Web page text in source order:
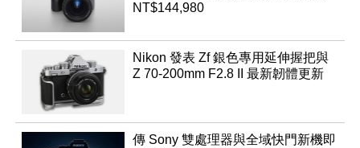
NT$144,980
Nikon 發表 Zf 銀色專用延伸握把與
Z 70-200mm F2.8 II 最新韌體更新
傳 Sony 雙處理器與全域快門新機即